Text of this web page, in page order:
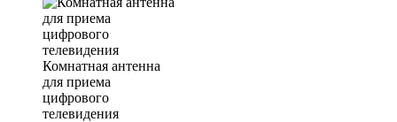
Комнатная антенна
для приема
цифрового
телевидения